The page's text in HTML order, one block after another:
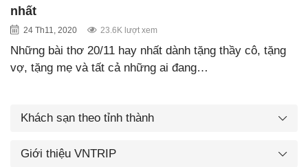
nhất
24 Th11, 2020 23.6K lượt xem
Những bài thơ 20/11 hay nhất dành tặng thầy cô, tặng
vợ, tặng mẹ và tất cả những ai đang…
Khách sạn theo tỉnh thành
Giới thiệu VNTRIP